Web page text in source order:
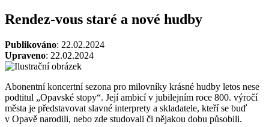
Rendez-vous staré a nové hudby
Publikováno: 22.02.2024
Upraveno: 22.02.2024
Abonentní koncertní sezona pro milovníky krásné hudby letos nese
podtitul „Opavské stopy“. Její ambicí v jubilejním roce 800. výročí
města je představovat slavné interprety a skladatele, kteří se buď
v Opavě narodili, nebo zde studovali či nějakou dobu působili.